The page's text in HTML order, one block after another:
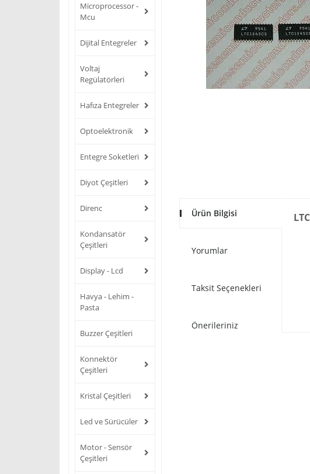
Microprocessor -
Mcu
Dijital Entegreler
Voltaj
Regülatörleri
Hafıza Entegreler
Optoelektronik
Entegre Soketleri
Diyot Çeşitleri
Direnc
Kondansatör
Çeşitleri
Display - Lcd
Havya - Lehim -
Pasta
Buzzer Çeşitleri
Konnektör
Çeşitleri
Kristal Çeşitleri
Led ve Sürücüler
Motor - Sensör
Çeşitleri
Ürün Bilgisi
Yorumlar
Taksit Seçenekleri
Önerileriniz